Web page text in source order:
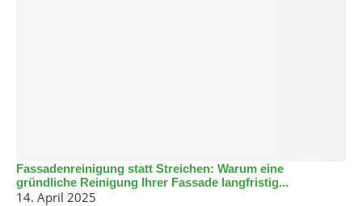
Fassadenreinigung statt Streichen: Warum eine
gründliche Reinigung Ihrer Fassade langfristig...
14. April 2025